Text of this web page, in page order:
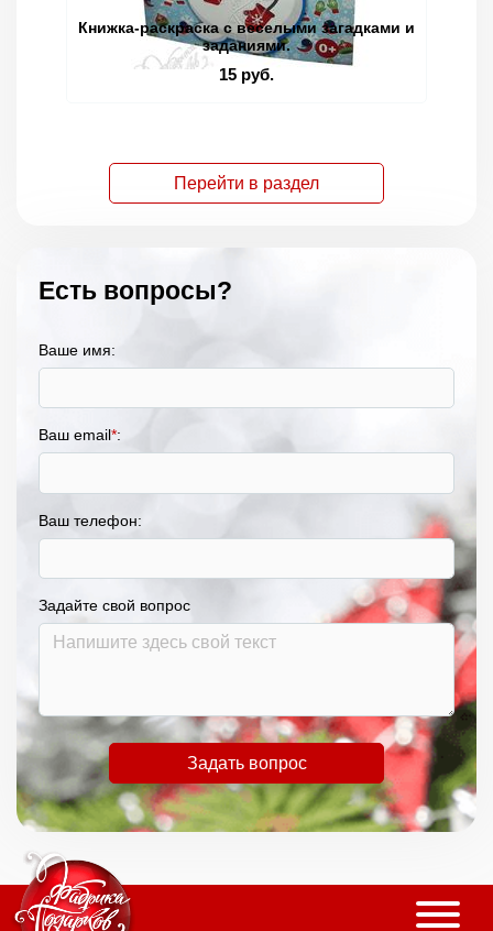
Книжка-раскраска с веселыми загадками и
заданиями.
15 руб.
Перейти в раздел
Есть вопросы?
Ваше имя:
Ваш email*:
Ваш телефон:
Задайте свой вопрос
Задать вопрос